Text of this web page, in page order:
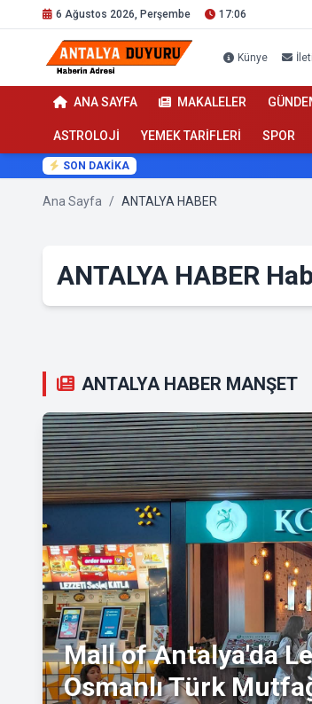
6 Ağustos 2026, Perşembe 17:06
Künye
ANA SAYFA MAKALELER
ASTROLOJİ YEMEK TARİFLERİ SPOR
SON DAKİKA
Ana Sayfa / ANTALYA HABER
ANTALYA HABER
ANTALYA HABER MANŞET
Mall of Antalya'da
Osmanlı Türk